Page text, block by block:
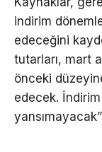
indirim
edeceğini
tutarları, mart
önceki
edecek.